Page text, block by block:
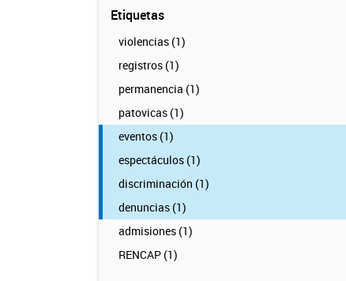
Etiquetas
violencias (1)
registros (1)
permanencia (1)
patovicas (1)
eventos (1)
espectáculos (1)
discriminación (1)
denuncias (1)
admisiones (1)
RENCAP (1)